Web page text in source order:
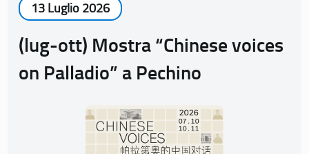
13 Luglio 2026
(lug-ott) Mostra “Chinese voices
on Palladio” a Pechino